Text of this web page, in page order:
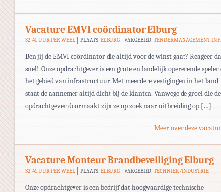
Vacature EMVI coördinator Elburg
32-40 UUR PER WEEK PLAATS: ELBURG VAKGEBIED:TENDERMANAGEMENT
Ben jij de EMVI coördinator die altijd voor de winst gaat? Reageer
snel! Onze opdrachtgever is een grote en landelijk opererende speler
het gebied van infrastructuur. Met meerdere vestigingen in het land
staat de aannemer altijd dicht bij de klanten. Vanwege de groei die de
opdrachtgever doormaakt zijn ze op zoek naar uitbreiding op […]
Meer over deze
Vacature Monteur Brandbeveiliging Elburg
32-40 UUR PER WEEK PLAATS: ELBURG VAKGEBIED:TECHNIEK/INDUSTRIE
Onze opdrachtgever is een bedrijf dat hoogwaardige technische